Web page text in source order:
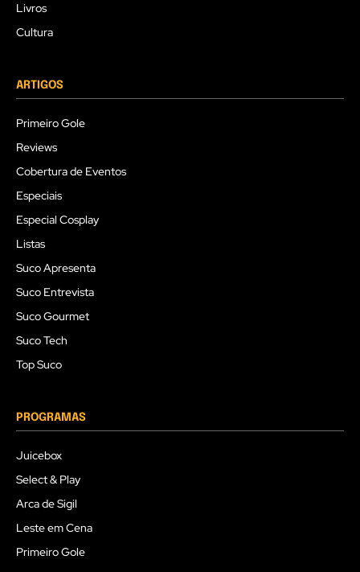
Livros
Cultura
ARTIGOS
Primeiro Gole
Reviews
Cobertura de Eventos
Especiais
Especial Cosplay
Listas
Suco Apresenta
Suco Entrevista
Suco Gourmet
Suco Tech
Top Suco
PROGRAMAS
Juicebox
Select & Play
Arca de Sigil
Leste em Cena
Primeiro Gole